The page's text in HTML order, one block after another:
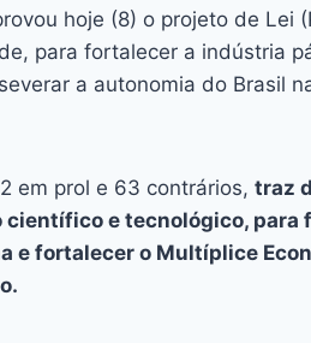
er
e
st
k
e
dI
ai
l
p
y
Li
k
hoje (8) o projeto de Lei
para fortalecer a indústria
a autonomia do Brasil
em prol e 63 contrários, traz
e tecnológico,
e fortalecer o Multíplice